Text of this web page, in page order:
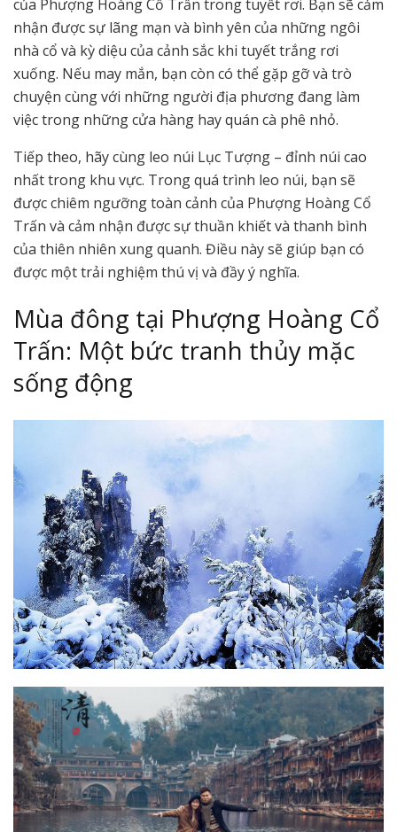
của Phượng Hoàng Cổ Trấn trong tuyết rơi. Bạn sẽ cảm
nhận được sự lãng mạn và bình yên của những ngôi
nhà cổ và kỳ diệu của cảnh sắc khi tuyết trắng rơi
xuống. Nếu may mắn, bạn còn có thể gặp gỡ và trò
chuyện cùng với những người địa phương đang làm
việc trong những cửa hàng hay quán cà phê nhỏ.
Tiếp theo, hãy cùng leo núi Lục Tượng – đỉnh núi cao
nhất trong khu vực. Trong quá trình leo núi, bạn sẽ
được chiêm ngưỡng toàn cảnh của Phượng Hoàng Cổ
Trấn và cảm nhận được sự thuần khiết và thanh bình
của thiên nhiên xung quanh. Điều này sẽ giúp bạn có
được một trải nghiệm thú vị và đầy ý nghĩa.
Mùa đông tại Phượng Hoàng Cổ
Trấn: Một bức tranh thủy mặc
sống động